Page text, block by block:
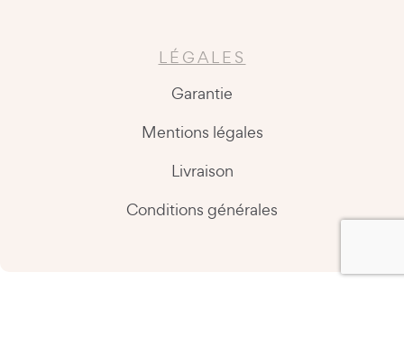
LÉGALES
Garantie
Mentions légales
Livraison
Conditions générales